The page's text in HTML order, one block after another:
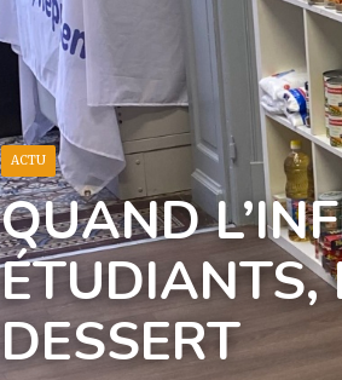
ACTU
QUAND
ÉTUDIANTS,
DESSERT